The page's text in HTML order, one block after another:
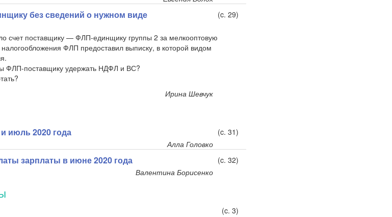
без сведений о нужном виде
(c. 29)
счет поставщику — ФЛП-единщику группы 2 за мелкооптовую
ФЛП предоставил выписку, в которой видом
ФЛП-поставщику удержать НДФЛ и ВС?
Ирина Шевчук
июль 2020 года
(c. 31)
Алла Головко
зарплаты в июне 2020 года
(c. 32)
Валентина Борисенко
(c. 3)